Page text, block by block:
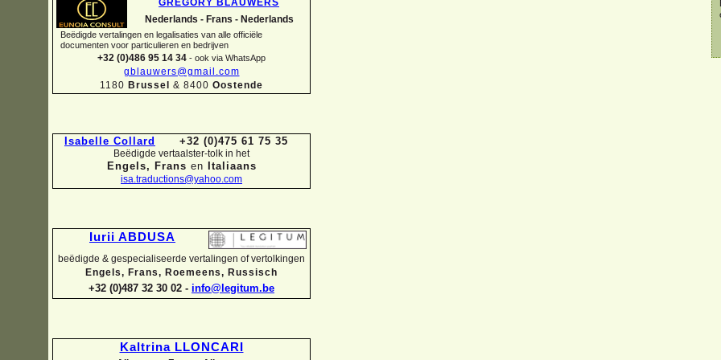
GREGORY BLAUWERS
Nederlands -Frans -Nederlands
Beëdigde vertalingen en legalisaties van alle officiële
documenten voor particulieren en bedrijven
+32 (0)486 95 14 34 - ook via WhatsApp
gblauwers@gmail.com
1180 Brussel & 8400 Oostende
Isabelle Collard +32 (0)475 61 75 35
Beëdigde vertaalster-tolk in het
Engels, Frans en Italiaans
isa.traductions@yahoo.com
Iurii ABDUSA
beëdigde & gespecialiseerde vertalingen of vertolkingen
Engels, Frans, Roemeens, Russisch
+32 (0)487 32 30 02 - info@legitum.be
Kaltrina LLONCARI